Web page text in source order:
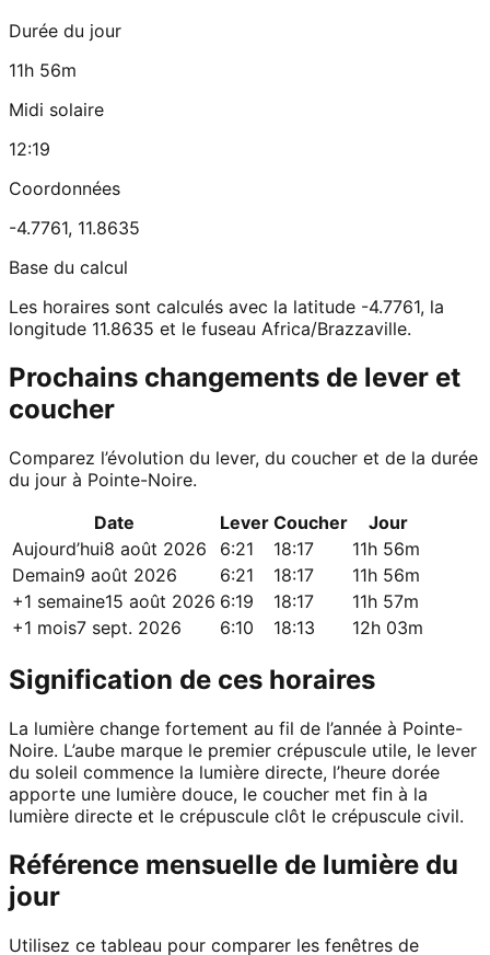
Durée du jour
11h 56m
Midi solaire
12:19
Coordonnées
-4.7761, 11.8635
Base du calcul
Les horaires sont calculés avec la latitude -4.7761, la
longitude 11.8635 et le fuseau Africa/Brazzaville.
Prochains changements de lever et
coucher
Comparez l’évolution du lever, du coucher et de la durée
du jour à Pointe-Noire.
Date
Lever Coucher
Jour
Aujourd’hui8 août 2026 6:21 18:17
11h 56m
Demain9 août 2026 6:21 18:17
11h 56m
+1 semaine15 août 2026 6:19 18:17
11h 57m
+1 mois7 sept. 2026 6:10 18:13 12h 03m
Signification de ces horaires
La lumière change fortement au fil de l’année à Pointe-
Noire. L’aube marque le premier crépuscule utile, le lever
du soleil commence la lumière directe, l’heure dorée
apporte une lumière douce, le coucher met fin à la
lumière directe et le crépuscule clôt le crépuscule civil.
Référence mensuelle de lumière du
jour
Utilisez ce tableau pour comparer les fenêtres de